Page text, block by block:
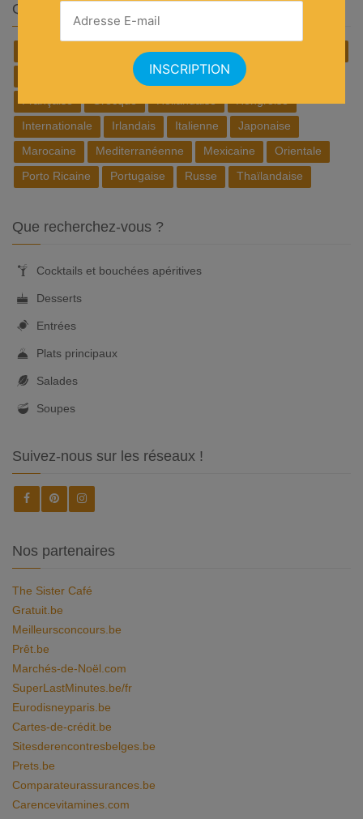
Quelle cuisine ?
Américaine Anglaise
Chinoise Cubaine
Internationale
Irlandais Italienne
Japonaise
Marocaine
Mediterranéenne Mexicaine
Orientale
Porto Ricaine
Portugaise Russe Thaïlandaise
Que recherchez-vous ?
Cocktails et bouchées apéritives
Desserts
Entrées
Plats principaux
Salades
Soupes
Suivez-nous sur les réseaux !
Nos partenaires
The Sister Café
Gratuit.be
Meilleursconcours.be
Prêt.be
Marchés-de-Noël.com
SuperLastMinutes.be/fr
Eurodisneyparis.be
Cartes-de-crédit.be
Sitesderencontresbelges.be
Prets.be
Comparateurassurances.be
Carencevitamines.com